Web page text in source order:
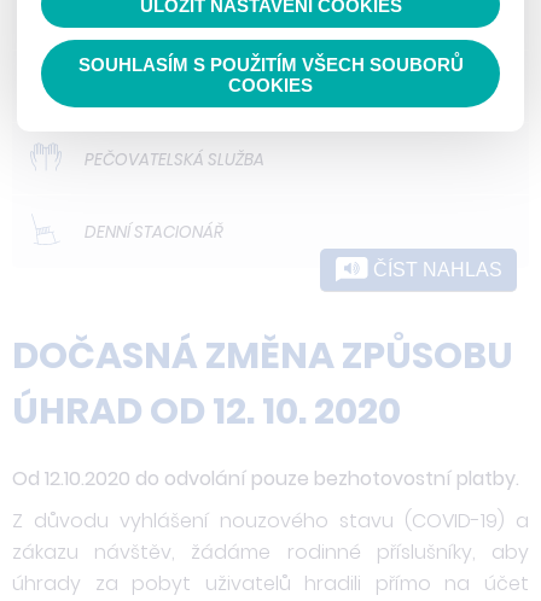
ODLEHČOVACÍ SLUŽBY
DOMOVY PRO OSOBY SE ZDRAVOTNÍM
PEČOVATELSKÁ SLUŽBA
DENNÍ STACIONÁŘ
ČÍST NAHLAS
DOČASNÁ ZMĚNA ZPŮSOBU
ÚHRAD OD 12. 10. 2020
Od 12.10.2020 do odvolání pouze bezhotovostní platby.
Z důvodu vyhlášení nouzového stavu (COVID-19) a
zákazu návštěv, žádáme rodinné příslušníky, aby
úhrady za pobyt uživatelů hradili přímo na účet
ULOŽIT NASTAVENÍ COOKIES
SOUHLASÍM S POUŽITÍM VŠECH SOUBORŮ
COOKIES